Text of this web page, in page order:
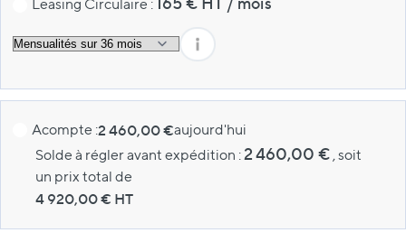
Leasing Circulaire :
Acompte :2 460,00 €aujourd'hui
Solde à régler avant expédition : 2 460,00 € , soit
un prix total de
4 920,00€ HT